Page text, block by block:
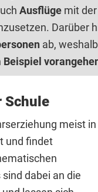
Ausflüge mit
Darüber
ab,
Schule
meist in
und findet
dabei an die